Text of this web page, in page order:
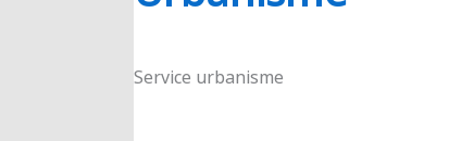
Service urbanisme